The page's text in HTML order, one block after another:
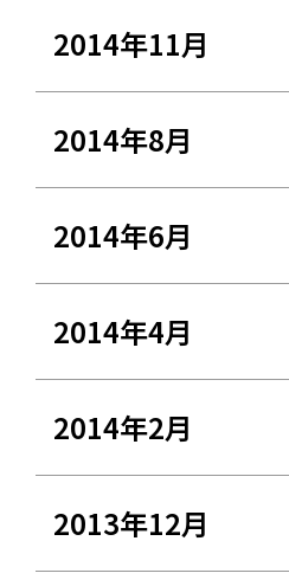
2014年11月
2014年8月
2014年6月
2014年4月
2014年2月
2013年12月